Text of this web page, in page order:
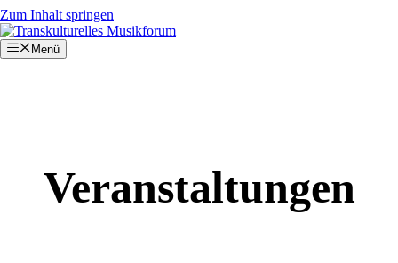
Zum Inhalt springen
Menü
Veranstaltungen